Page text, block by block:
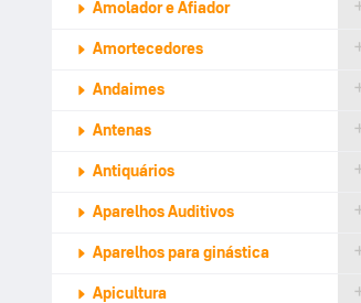
Amolador e Afiador
Amortecedores
Andaimes
Antenas
Antiquários
Aparelhos Auditivos
Aparelhos para ginástica
Apicultura